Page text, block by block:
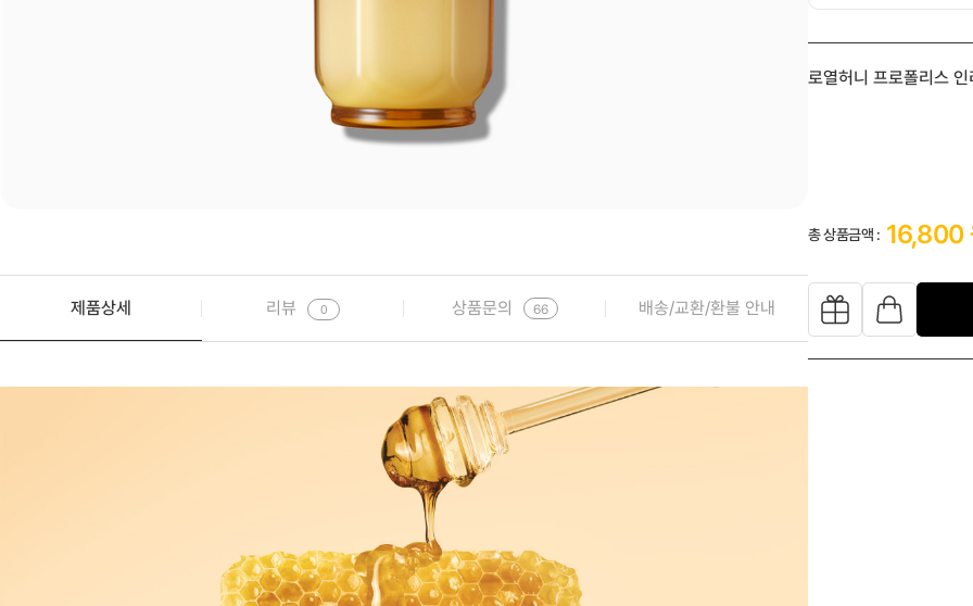
제품상세 리뷰 0 상품문의 66 배송/교환/환불 안내
로열허니 프로폴리스
총 상품금액 : 16,800